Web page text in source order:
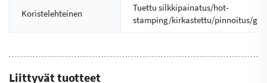
Koristelehteinen
Tuettu silkkipainatus/hot-
stamping/kirkastettu/pinnoitus/
Liittyvät tuotteet